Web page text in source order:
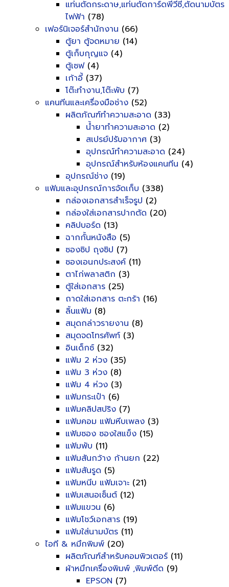
แท่นตัดกระดาษ,แท่นตัดการ์ดพีวีซี,ตัดนามบัตร
ไฟฟ้า (78)
เฟอร์นิเจอร์สำนักงาน (66)
ตู้ยา ตู้จดหมาย (14)
ตู้เก็บกุญแจ (4)
ตู้เซฟ(4)
เก้าอี้ (37)
โต๊ะทำงาน,โต๊ะพับ (7)
แคนทีนและเครื่องมือช่าง (52)
ผลิตภัณฑ์ทำความสะอาด (33)
น้ำยาทำความสะอาด (2)
สเปรย์ปรับอากาศ (3)
อุปกรณ์ทำความสะอาด (24)
อุปกรณ์สำหรับห้องแคนทีน (4)
อุปกรณ์ช่าง (19)
แฟ้มและอุปกรณ์การจัดเก็บ (338)
กล่องเอกสารสำเร็จรูป (2)
กล่องใส่เอกสารปากตัด (20)
คลิปบอร์ด (13)
ฉากกั้นหนังสือ (5)
ซองซิป ถุงซิป (7)
ซองเอนกประสงค์ (11)
ตาไก่พลาสติก (3)
ตู้ใส่เอกสาร (25)
ถาดใส่เอกสาร ตะกร้า (16)
ลิ้นแฟ้ม (8)
สมุดกล่าวรายงาน (8)
สมุดจดโทรศัพท์ (3)
อินเด็กซ์ (32)
แฟ้ม 2 ห่วง (35)
แฟ้ม 3 ห่วง (8)
แฟ้ม 4 ห่วง (3)
แฟ้มกระเป๋า (6)
แฟ้มคลิปสปริง (7)
แฟ้มคอม แฟ้มหีบเพลง (3)
แฟ้มซอง ซองใสแข็ง (15)
แฟ้มพับ (11)
แฟ้มสันกว้าง ก้านยก (22)
แฟ้มสันรูด (5)
แฟ้มหนีบ แฟ้มเจาะ (21)
แฟ้มเสนอเซ็นต์ (12)
แฟ้มแขวน (6)
แฟ้มโชว์เอกสาร (19)
แฟ้มใส่นามบัตร (11)
ไอที & หมึกพิมพ์ (20)
ผลิตภัณฑ์สำหรับคอมพิวเตอร์ (11)
ผ้าหมึกเครื่องพิมพ์ ,พิมพ์ดีด (9)
EPSON (7)